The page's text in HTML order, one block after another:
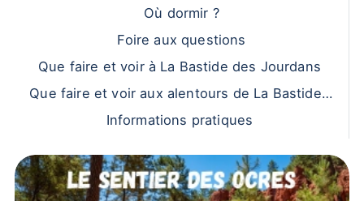
Où dormir ?
Foire aux questions
Que faire et voir à La Bastide des Jourdans
Que faire et voir aux alentours de La Bastide d
es Jourdans ?
Informations pratiques